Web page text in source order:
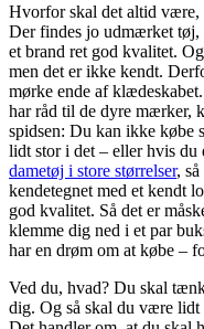
Hvorfor skal det altid være,
Der findes jo udmærket tøj,
et brand ret god kvalitet.
men det er ikke kendt.
mørke ende af
har råd til de dyre mærker,
spidsen: Du kan ikke købe
lidt stor i det – eller hvis
dametøj i store størrelser,
kendetegnet med et kendt
god kvalitet. Så det er
klemme dig ned i et par
har en drøm om at købe –
Ved du, hvad? Du skal
dig. Og så skal du være lidt